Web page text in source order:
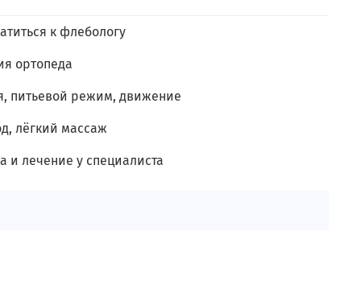
к флебологу
ортопеда
питьевой режим, движение
лёгкий массаж
и лечение у специалиста